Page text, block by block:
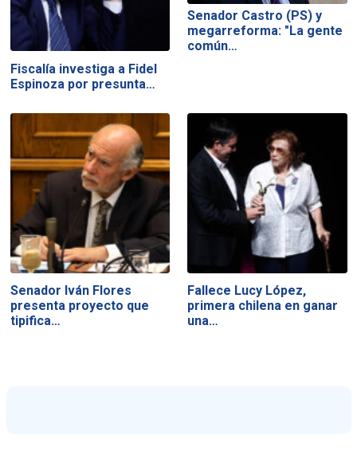
Fiscalía investiga a Fidel
Espinoza por presunta…
Senador Castro (PS) y
megarreforma: "La gente
común…
Senador Iván Flores
presenta proyecto que
tipifica…
Fallece Lucy López,
primera chilena en ganar
una…